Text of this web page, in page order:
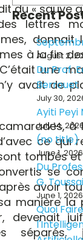
du « sauve
lettres
donnait
à la fin
une
avait de
à
ce qui
tombés et
se
avoir
manière la
devenait
séparés,
Recent
August 2,
Du Prof.
Berrouet
July 30,
Ayiti Peyi
July 14,
(no title)
June 1, 2026
Du
G.
June 1, 2026
Quoi